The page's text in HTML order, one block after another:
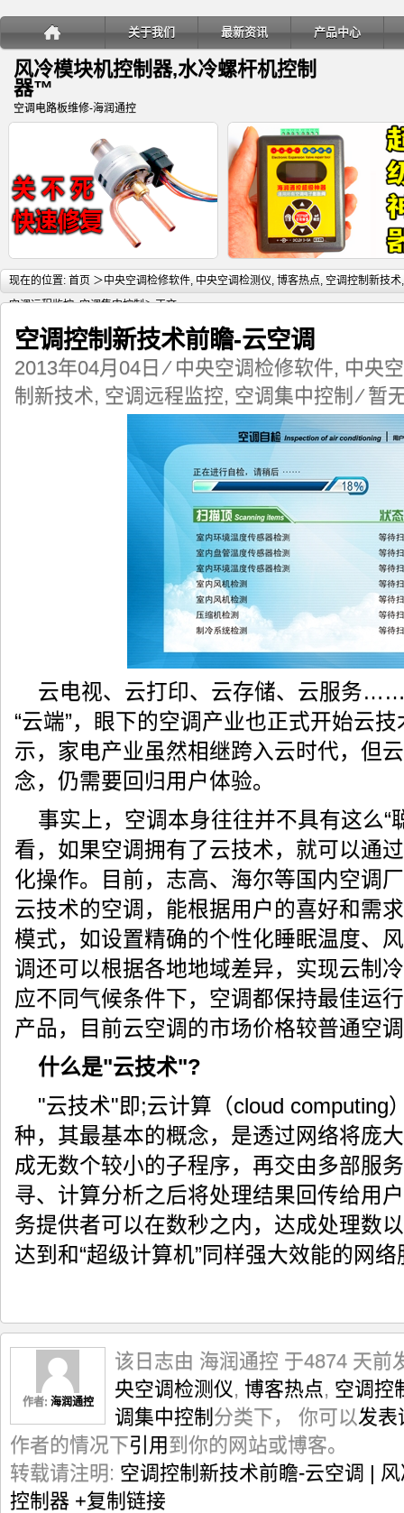
关于我们 最新资讯 产品中心
风冷模块机控制器,水冷螺杆机控制
器™
空调电路板维修-海润通控
详细内容
变频多联空调室内机电子膨胀阀关 海润通控超级神器-电子膨胀阀
现在的位置: 首页 ＞中央空调检修软件, 中央空调检测仪, 博客热点, 空调控制新技术,
空调远程监控,空调集中控制＞正文
空调控制新技术前瞻-云空调
2013年04月04日 ⁄ 中央空调检修软件, 中央
制新技术, 空调远程监控, 空调集中控制 ⁄暂
云电视、云打印、云存储、云服务
“云端”，眼下的空调产业也正式开始云
示，家电产业虽然相继跨入云时代，但
念，仍需要回归用户体验。
事实上，空调本身往往并不具有这么“
看，如果空调拥有了云技术，就可以通
化操作。目前，志高、海尔等国内空调
云技术的空调，能根据用户的喜好和需
模式，如设置精确的个性化睡眠温度、
调还可以根据各地地域差异，实现云制
应不同气候条件下，空调都保持最佳运
产品，目前云空调的市场价格较普通空
什么是"云技术"?
"云技术"即;云计算（cloud computing
种，其最基本的概念，是透过网络将庞
成无数个较小的子程序，再交由多部服
寻、计算分析之后将处理结果回传给用
务提供者可以在数秒之内，达成处理数
达到和“超级计算机”同样强大效能的网络
作者: 海润通控
该日志由 海润通控 于4874 天前
央空调检测仪, 博客热点, 空调控
调集中控制 分类下， 你可以发表
作者的情况下引用 到你的网站或博客。
转载请注明: 空调控制新技术前瞻-云空调 |
控制器 +复制链接